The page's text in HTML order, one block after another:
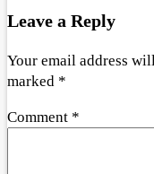
Leave a Reply
Your email address
marked *
Comment *